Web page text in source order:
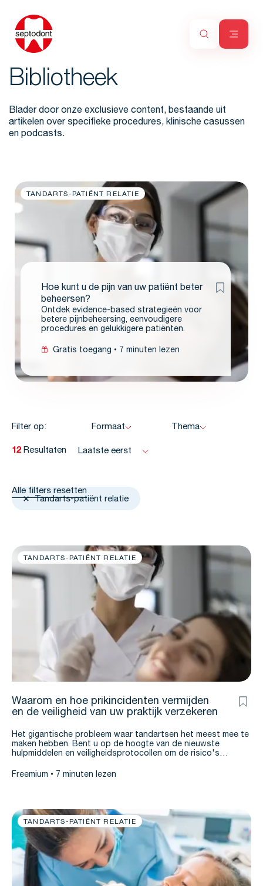
Bibliotheek
Blader door onze exclusieve content, bestaande uit
artikelen over specifieke procedures, klinische casussen
en podcasts.
TANDARTS-PATIËNT RELATIE
Hoe kunt u de pijn van uw patiënt beter
beheersen?
Ontdek evidence-based strategieën voor
betere pijnbeheersing, eenvoudigere
procedures en gelukkigere patiënten.
Gratis toegang 7 minuten lezen
Filter op: Formaat Thema
12 Resultaten Laatste eerst
Alle filters resetten
Tandarts-patiënt relatie
TANDARTS-PATIËNT RELATIE
Waarom en hoe prikincidenten vermijden
en de veiligheid van uw praktijk verzekeren
Het gigantische probleem waar tandartsen het meest mee te
maken hebben. Bent u op de hoogte van de nieuwste
hulpmiddelen en veiligheidsprotocollen om de risico's…
Freemium 7 minuten lezen
TANDARTS-PATIËNT RELATIE